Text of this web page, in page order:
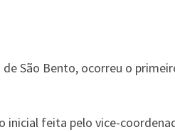
São Bento, ocorreu o
inicial feita pelo vice-